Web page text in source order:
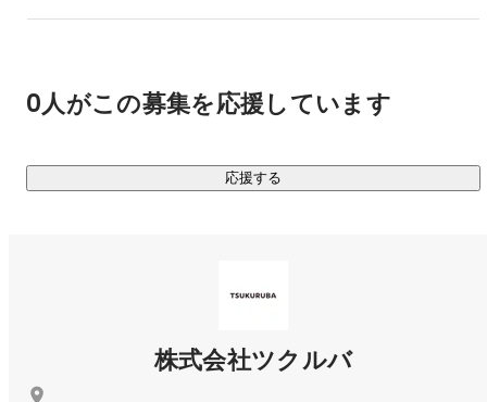
0人がこの募集を応援しています
応援する
株式会社ツクルバ